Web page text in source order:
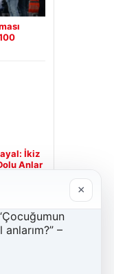
İkiz
Anlar
×